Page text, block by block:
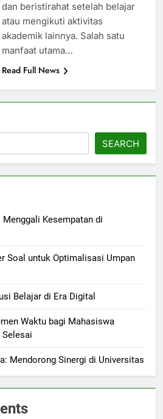
dan beristirahat setelah belajar
atau mengikuti aktivitas
akademik lainnya. Salah satu
manfaat utama…
Read Full News
SEARCH
Kesempatan di
Soal untuk Optimalisasi Umpan
Belajar di Era Digital
Waktu bagi Mahasiswa
Selesai
Mendorong Sinergi di Universitas